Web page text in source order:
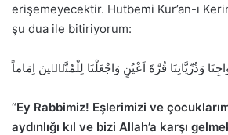
erişemeyecektir. Hutbemi Kur’an-ı
şu dua ile bitiriyorum:
وَذُرِّيَّاتِنَا قُرَّةَ اَعْيُنٍ وَاجْعَلْنَا لِلْمُتَّق۪ينَ اِمَاماً
“Ey Rabbimiz! Eşlerimizi ve
aydınlığı kıl ve bizi Allah’a karşı